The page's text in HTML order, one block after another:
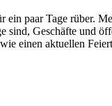
paar Tage rüber.
sind, Geschäfte und
einen aktuellen